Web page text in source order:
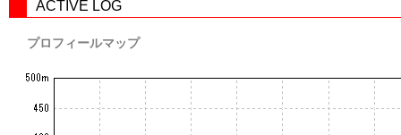
ACTIVE LOG
プロフィールマップ